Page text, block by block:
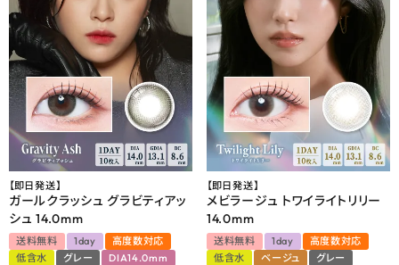
【即日発送】
ガールクラッシュ グラビティアッ
シュ 14.0mm
送料無料 1day
高度数対応
低含水
グレー
DIA14.0mm
【即日発送】
メビラージュ トワイライトリリー
14.0mm
送料無料 1day
高度数対応
低含水
ベージュ
グレー